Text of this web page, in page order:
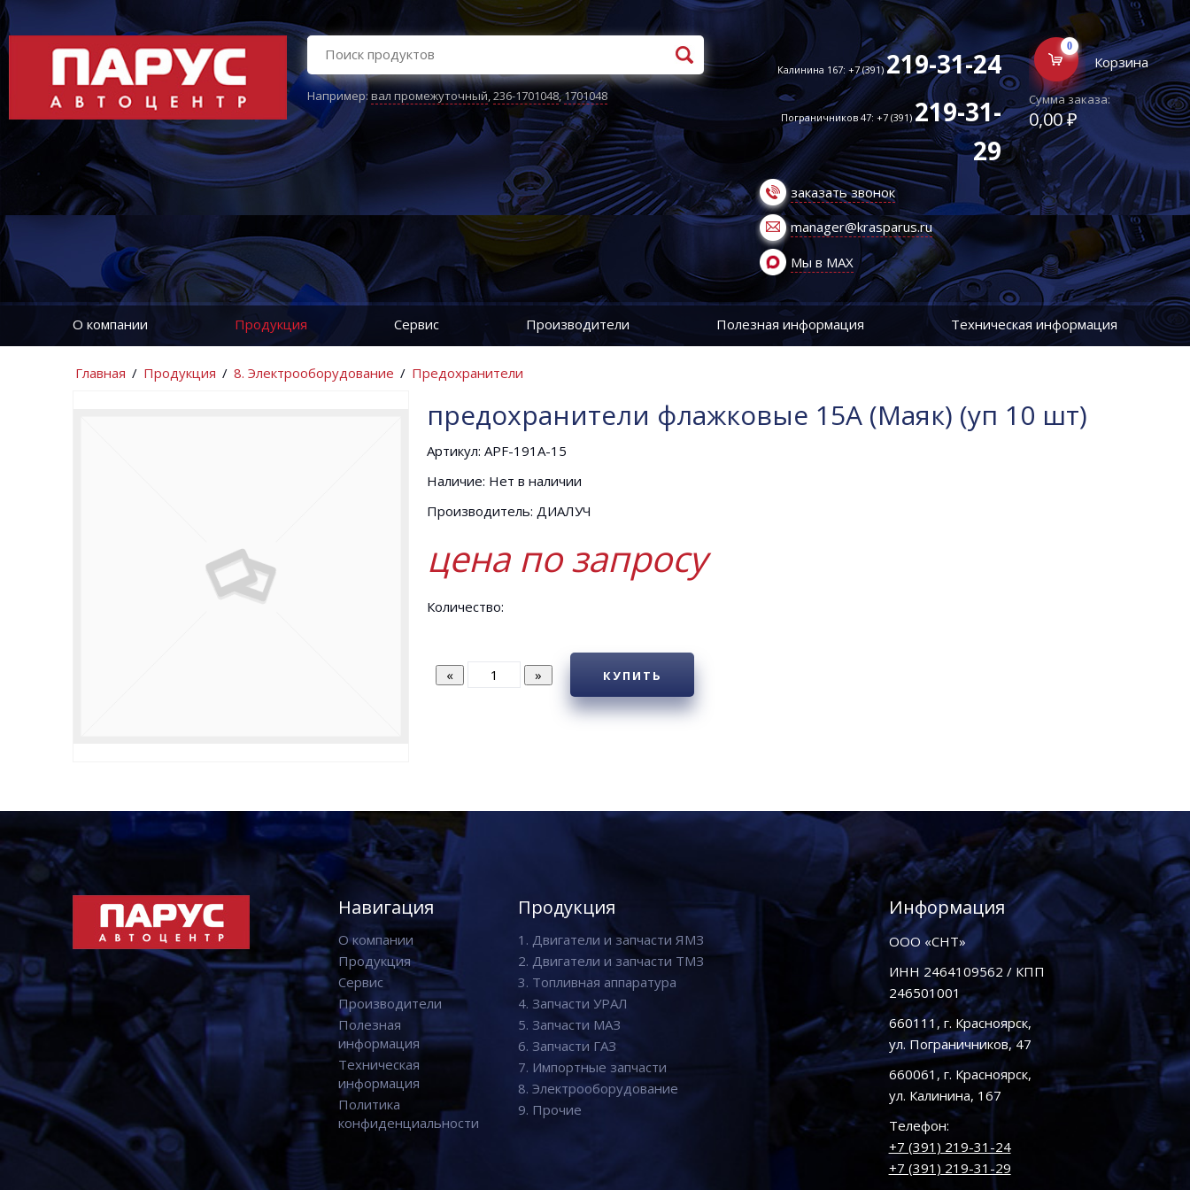
Например:вал промежуточный,236-1701048,1701048
Калинина 167: +7 (391)219-31-24
Пограничников 47: +7 (391)219-31-
29
заказать звонок
manager@krasparus.ru
Мы в MAX
0
Корзина
Сумма заказа:
0,00 ₽
О компании Продукция Сервис Производители Полезная информация Техническая информация
Главная / Продукция / 8. Электрооборудование / Предохранители
предохранители флажковые 15A (Маяк) (уп 10 шт)
Артикул: APF-191A-15
Наличие: Нет в наличии
Производитель: ДИАЛУЧ
цена по запросу
Количество:
КУПИТЬ
Навигация
О компании
Продукция
Сервис
Производители
Полезная
информация
Техническая
информация
Политика
конфиденциальности
Продукция
1. Двигатели и запчасти ЯМЗ
2. Двигатели и запчасти ТМЗ
3. Топливная аппаратура
4. Запчасти УРАЛ
5. Запчасти МАЗ
6. Запчасти ГАЗ
7. Импортные запчасти
8. Электрооборудование
9. Прочие
Информация
ООО «СНТ»
ИНН 2464109562 / КПП
246501001
660111, г. Красноярск,
ул. Пограничников, 47
660061, г. Красноярск,
ул. Калинина, 167
Телефон:
+7 (391) 219-31-24
+7 (391) 219-31-29